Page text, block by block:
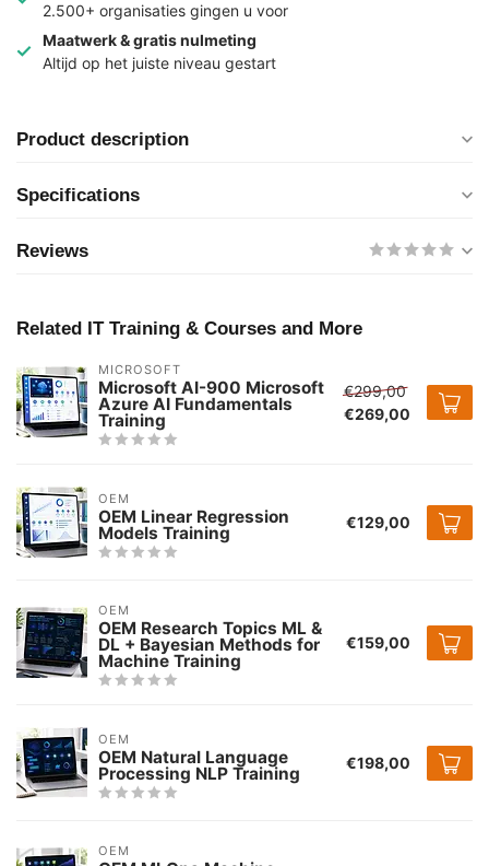
2.500+ organisaties gingen u voor
Maatwerk & gratis nulmeting
Altijd op het juiste niveau gestart
Product description
Specifications
Reviews
Related IT Training & Courses and More
MICROSOFT
Microsoft AI-900 Microsoft
Azure AI Fundamentals
Training
€299,00
€269,00
OEM
OEM Linear Regression
Models Training €129,00
OEM
OEM Research Topics ML &
DL + Bayesian Methods for
Machine Training
€159,00
OEM
OEM Natural Language
Processing NLP Training €198,00
OEM